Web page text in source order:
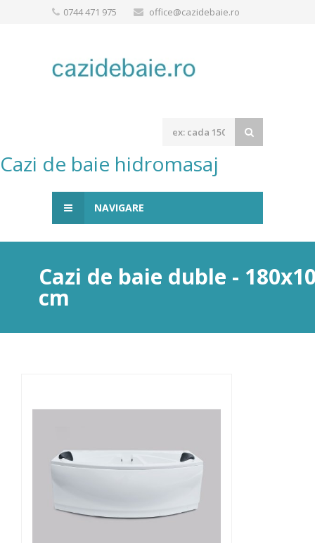
0744 471 975 office@cazidebaie.ro
Cazi de baie hidromasaj
NAVIGARE
Cazi de baie duble -
cm